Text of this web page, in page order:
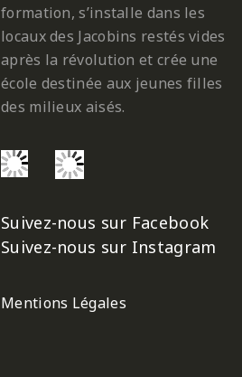
formation, s’installe dans les
locaux des Jacobins restés vides
après la révolution et crée une
école destinée aux jeunes filles
des milieux aisés.
Suivez-nous sur Facebook
Suivez-nous sur Instagram
Mentions Légales